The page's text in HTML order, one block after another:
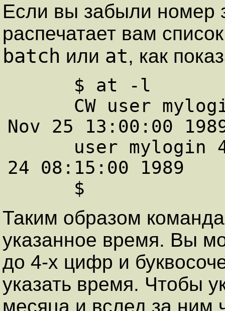
Если вы забыли номер
распечатает вам
batch или at, как
Nov 25 13:00:00
24 08:15:00 1989
Таким образом
указанное время. Вы
до 4-х цифр и
указать время. Чтобы
месяца и вслед за ним